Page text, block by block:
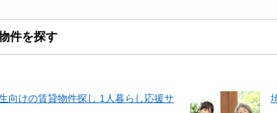
件を探す
向けの賃貸物件探し 1人暮らし応援サ